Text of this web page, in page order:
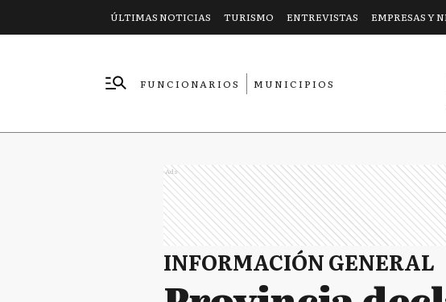
ÚLTIMAS NOTICIAS TURISMO ENTREVISTAS EMPRESAS Y
FUNCIONARIOS
MUNICIPIOS
Ads
INFORMACIÓN GENERAL